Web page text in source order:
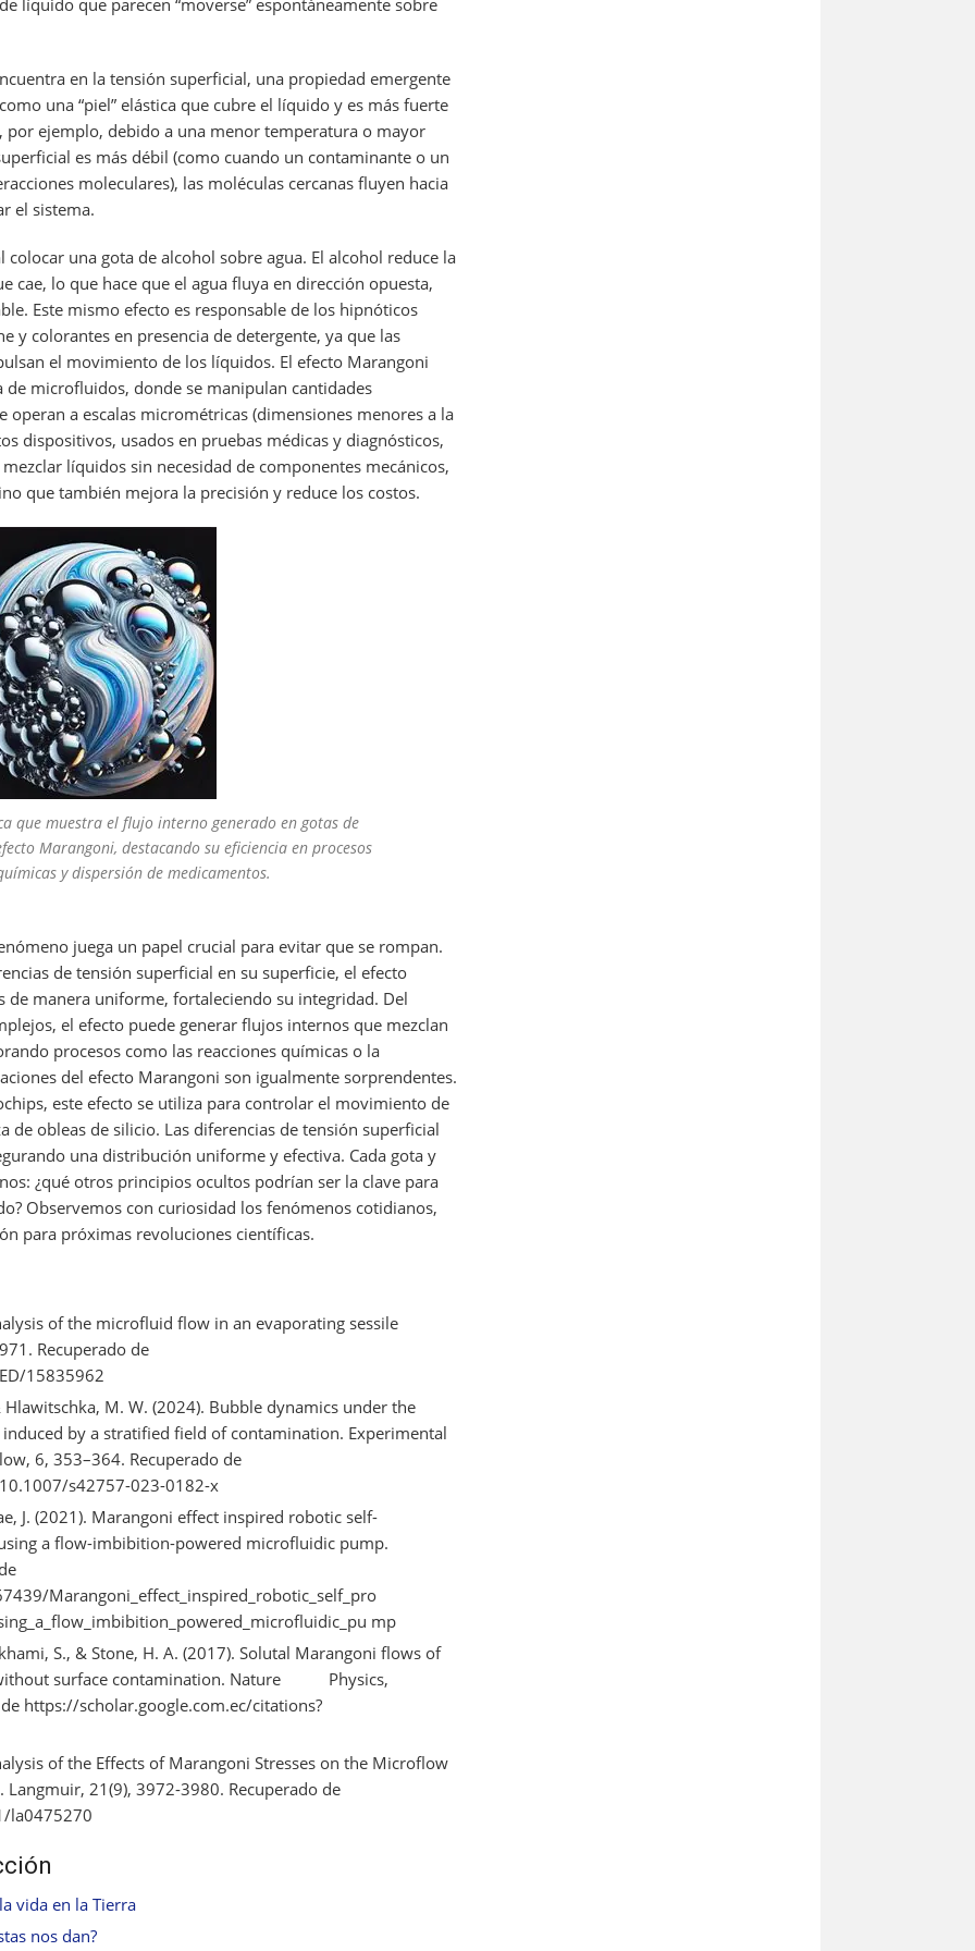
líquido que parecen “moverse” espontáneamente sobre
en la tensión superficial, una propiedad emergente
una “piel” elástica que cubre el líquido y es más fuerte
por ejemplo, debido a una menor temperatura o mayor
es más débil (como cuando un contaminante o un
moleculares), las moléculas cercanas fluyen hacia
el sistema.
una gota de alcohol sobre agua. El alcohol reduce la
cae, lo que hace que el agua fluya en dirección opuesta,
Este mismo efecto es responsable de los hipnóticos
y colorantes en presencia de detergente, ya que las
el movimiento de los líquidos. El efecto Marangoni
microfluidos, donde se manipulan cantidades
operan a escalas micrométricas (dimensiones menores a la
dispositivos, usados en pruebas médicas y diagnósticos,
líquidos sin necesidad de componentes mecánicos,
que también mejora la precisión y reduce los costos.
que muestra el flujo interno generado en gotas de
Marangoni, destacando su eficiencia en procesos
y dispersión de medicamentos.
juega un papel crucial para evitar que se rompan.
de tensión superficial en su superficie, el efecto
de manera uniforme, fortaleciendo su integridad. Del
el efecto puede generar flujos internos que mezclan
procesos como las reacciones químicas o la
del efecto Marangoni son igualmente sorprendentes.
este efecto se utiliza para controlar el movimiento de
de obleas de silicio. Las diferencias de tensión superficial
una distribución uniforme y efectiva. Cada gota y
¿qué otros principios ocultos podrían ser la clave para
Observemos con curiosidad los fenómenos cotidianos,
para próximas revoluciones científicas.
of the microfluid flow in an evaporating sessile
Recuperado de
15835962
M. W. (2024). Bubble dynamics under the
by a stratified field of contamination. Experimental
6, 353–364. Recuperado de
s42757-023-0182-x
J. (2021). Marangoni effect inspired robotic self-
a flow-imbibition-powered microfluidic pump.
Marangoni_effect_inspired_robotic_self_pro
mp
S., & Stone, H. A. (2017). Solutal Marangoni flows of
without surface contamination. Nature Physics,
https://scholar.google.com.ec/citations?
of the Effects of Marangoni Stresses on the Microflow
Langmuir, 21(9), 3972-3980. Recuperado de
la0475270
vida en la Tierra
nos dan?